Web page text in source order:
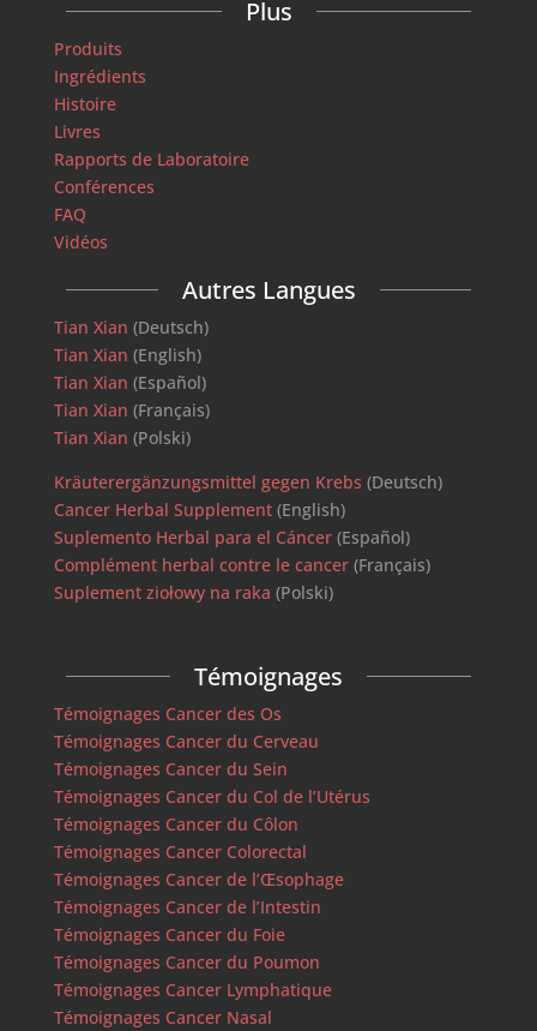
Plus
Produits
Ingrédients
Histoire
Livres
Rapports de Laboratoire
Conférences
FAQ
Vidéos
Autres Langues
Tian Xian (Deutsch)
Tian Xian (English)
Tian Xian (Español)
Tian Xian (Français)
Tian Xian (Polski)
Kräuterergänzungsmittel gegen Krebs (Deutsch)
Cancer Herbal Supplement(English)
Suplemento Herbal para el Cáncer(Español)
Complément herbal contre le cancer(Français)
Suplement ziołowy na raka (Polski)
Témoignages
Témoignages Cancer des Os
Témoignages Cancer du Cerveau
Témoignages Cancer du Sein
Témoignages Cancer du Col de l’Utérus
Témoignages Cancer du Côlon
Témoignages Cancer Colorectal
Témoignages Cancer de l’Œsophage
Témoignages Cancer de l’Intestin
Témoignages Cancer du Foie
Témoignages Cancer du Poumon
Témoignages Cancer Lymphatique
Témoignages Cancer Nasal